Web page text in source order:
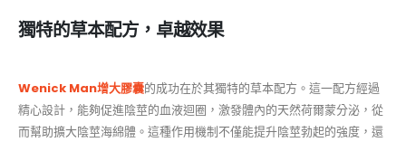
獨特的草本配方，卓越效果
Wenick Man增大膠囊的成功在於其獨特的草本配方。這一配方經過
精心設計，能夠促進陰莖的血液迴圈，激發體內的天然荷爾蒙分泌，從
而幫助擴大陰莖海綿體。這種作用機制不僅能提升陰莖勃起的強度，還